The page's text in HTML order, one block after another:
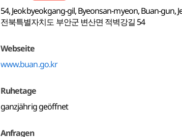
54, Jeokbyeokgang-gil, Byeonsan-myeon, Buan-gun,
전북특별자치도 부안군 변산면 적벽강길 54
Webseite
www.buan.go.kr
Ruhetage
ganzjährig geöffnet
Anfragen